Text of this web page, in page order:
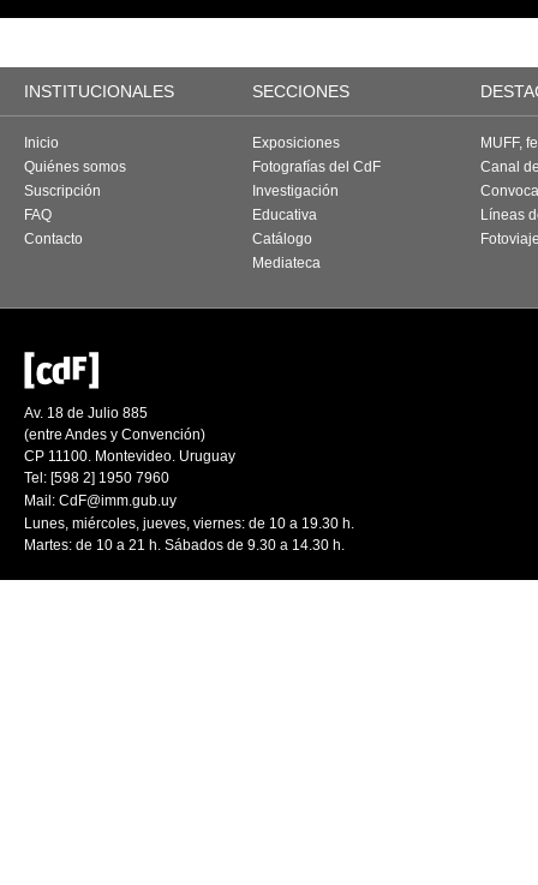
INSTITUCIONALES SECCIONES
Inicio
Quiénes somos
Suscripción
FAQ
Contacto
Exposiciones
Fotografías del CdF
Investigación
Educativa
Catálogo
Mediateca
MUFF,
Canal
Líneas
Av. 18 de Julio 885
(entre Andes y Convención)
CP 11100. Montevideo. Uruguay
Tel: [598 2] 1950 7960
Mail: CdF@imm.gub.uy
Lunes, miércoles, jueves, viernes: de 10 a 19.30 h.
Martes: de 10 a 21 h. Sábados de 9.30 a 14.30 h.